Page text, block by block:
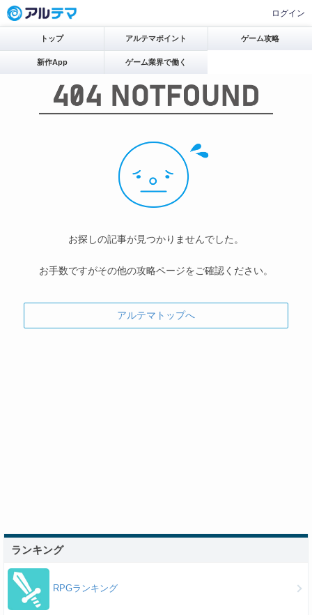
ログイン
トップ アルテマポイント ゲーム攻略
新作App ゲーム業界で働く
お探しの記事が見つかりませんでした。
お手数ですがその他の攻略ページをご確認ください。
アルテマトップへ
ランキング
RPGランキング